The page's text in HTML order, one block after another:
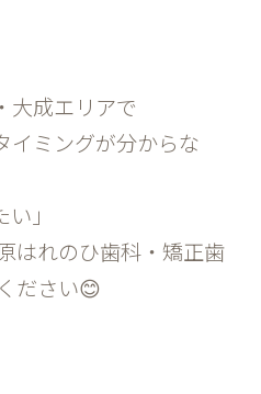
大成エリアで
イミングが分からな
」
はれのひ歯科・矯正歯
ださい😊